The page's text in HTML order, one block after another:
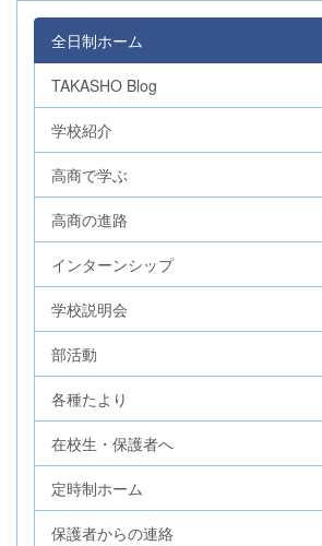
全日制ホーム
TAKASHO Blog
学校紹介
高商で学ぶ
高商の進路
インターンシップ
学校説明会
部活動
各種たより
在校生・保護者へ
定時制ホーム
保護者からの連絡